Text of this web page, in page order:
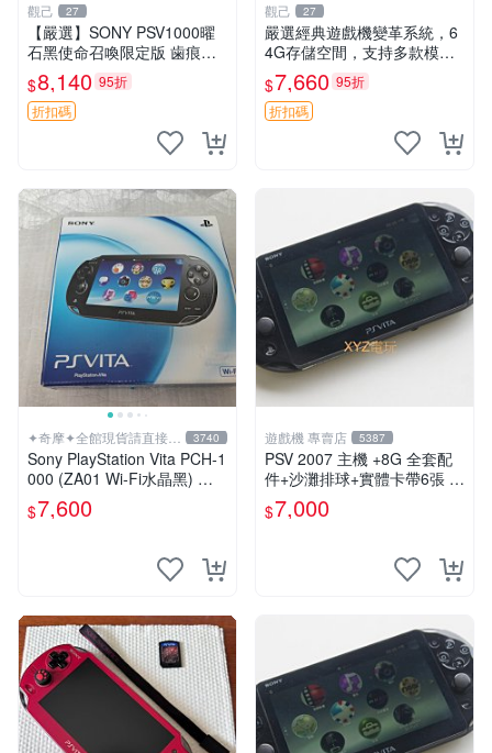
觀己 27
【嚴選】SONY PSV1000曜
石黑使命召喚限定版 歯痕背
板 屏幕發黃 軟體原裝 裸機
白屏輕燒 中古成色佳 使命召
喚 PSV1000 SONY
$8,140 95折
折扣碼
觀己 27
嚴選經典遊戲機變革系統，6
4G存儲空間，支持多款模擬
器享受懷舊樂趣 黑店版 PSV
游戲 模擬器
$7,660 95折
折扣碼
✦奇摩✦全館現貨請直接下
標
3740
Sony PlayStation Vita PCH-1
000 (ZA01 Wi-Fi水晶黑) 掌
上遊戲機 5英吋多點觸控螢幕
$7,600
遊戲機 專賣店 5387
PSV 2007 主機 +8G 全套配
件+沙灘排球+實體卡帶6張 保
修一年 品質有保障
$7,000